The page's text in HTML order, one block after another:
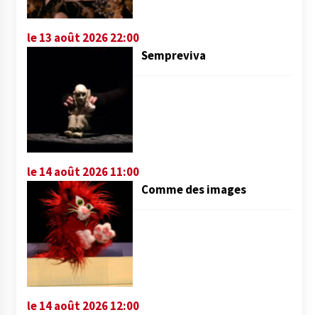
le 13 août 2026 22:00
Sempreviva
le 14 août 2026 11:00
Comme des images
le 14 août 2026 12:00